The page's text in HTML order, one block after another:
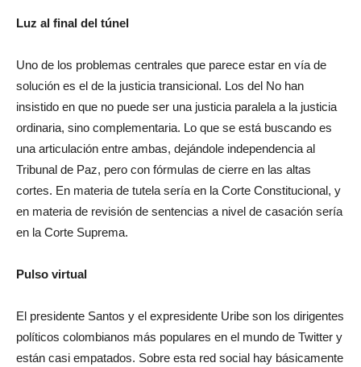
Luz al final del túnel
Uno de los problemas centrales que parece estar en vía de
solución es el de la justicia transicional. Los del No han
insistido en que no puede ser una justicia paralela a la justicia
ordinaria, sino complementaria. Lo que se está buscando es
una articulación entre ambas, dejándole independencia al
Tribunal de Paz, pero con fórmulas de cierre en las altas
cortes. En materia de tutela sería en la Corte Constitucional, y
en materia de revisión de sentencias a nivel de casación sería
en la Corte Suprema.
Pulso virtual
El presidente Santos y el expresidente Uribe son los dirigentes
políticos colombianos más populares en el mundo de Twitter y
están casi empatados. Sobre esta red social hay básicamente